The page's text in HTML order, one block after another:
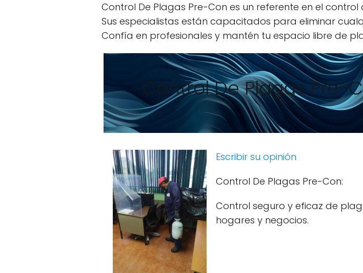
Control De Plagas Pre-Con es un referente en el control
Sus especialistas están capacitados para eliminar
Confía en profesionales y mantén tu espacio libre de
Control De Plagas Pre-
Escribir su opinión
Control De Plagas Pre-Con:
Control seguro y eficaz de
hogares y negocios.